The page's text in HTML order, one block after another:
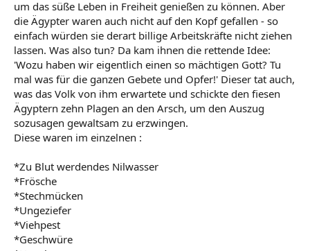
um das süße Leben in Freiheit genießen zu können. Aber
die Ägypter waren auch nicht auf den Kopf gefallen - so
einfach würden sie derart billige Arbeitskräfte nicht ziehen
lassen. Was also tun? Da kam ihnen die rettende Idee:
'Wozu haben wir eigentlich einen so mächtigen Gott? Tu
mal was für die ganzen Gebete und Opfer!' Dieser tat auch,
was das Volk von ihm erwartete und schickte den fiesen
Ägyptern zehn Plagen an den Arsch, um den Auszug
sozusagen gewaltsam zu erzwingen.
Diese waren im einzelnen :
*Zu Blut werdendes Nilwasser
*Frösche
*Stechmücken
*Ungeziefer
*Viehpest
*Geschwüre